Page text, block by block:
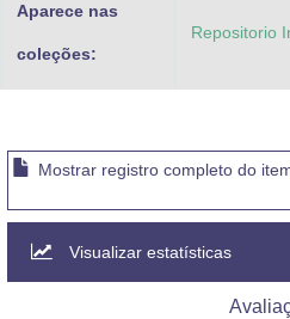
Aparece nas
coleções:
Repositorio
Mostrar registro completo do
Visualizar estatísticas